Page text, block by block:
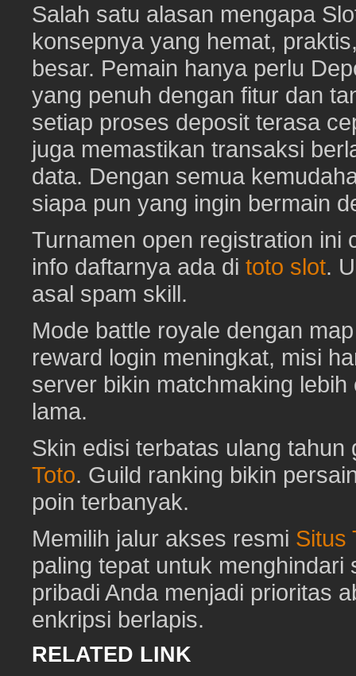
Salah satu alasan mengapa
konsepnya yang hemat,
besar. Pemain hanya perlu
yang penuh dengan fitur dan
setiap proses deposit terasa
juga memastikan transaksi
data. Dengan semua
siapa pun yang ingin bermain
Turnamen open registration ini
info daftarnya ada di toto slot.
asal spam skill.
Mode battle royale dengan
reward login meningkat, misi
server bikin matchmaking
lama.
Skin edisi terbatas ulang
Toto. Guild ranking bikin
poin terbanyak.
Memilih jalur akses resmi Situs
paling tepat untuk
pribadi Anda menjadi prioritas
enkripsi berlapis.
RELATED LINK